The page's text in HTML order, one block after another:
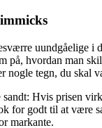
uundgåelige i
på, hvordan man
nogle tegn, du skal
Hvis prisen
for godt til at være
markante.